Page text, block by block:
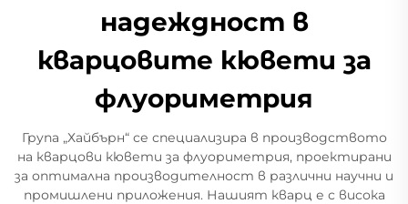
надеждност в
кварцовите кювети за
флуориметрия
Група „Хайбърн“ се специализира в производството
на кварцови кювети за флуориметрия, проектирани
за оптимална производителност в различни научни и
промишлени приложения. Нашият кварц е с висока